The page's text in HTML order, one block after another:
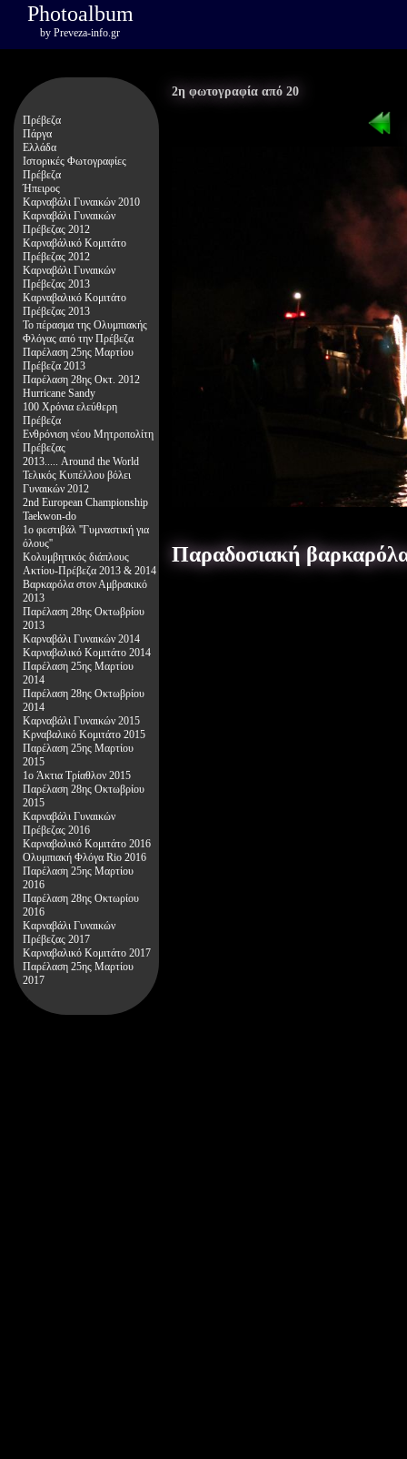
Photoalbum
byPreveza-info.gr
Πρέβεζα
Πάργα
Ελλάδα
Ιστορικές Φωτογραφίες
Πρέβεζα
Ήπειρος
Καρναβάλι Γυναικών 2010
Καρναβάλι Γυναικών
Πρέβεζας 2012
Καρναβάλικό Κομιτάτο
Πρέβεζας 2012
Καρναβάλι Γυναικών
Πρέβεζας 2013
Καρναβαλικό Κομιτάτο
Πρέβεζας 2013
Το πέρασμα της Ολυμπιακής
Φλόγας από την Πρέβεζα
Παρέλαση 25ης Μαρτίου
Πρέβεζα 2013
Παρέλαση 28ης Οκτ. 2012
Hurricane Sandy
100 Χρόνια ελεύθερη
Πρέβεζα
Ενθρόνιση νέου Μητροπολίτη
Πρέβεζας
2013..... Around the World
Τελικός Κυπέλλου βόλει
Γυναικών 2012
2nd European Championship
Taekwon-do
1ο φεστιβάλ ''Γυμναστική για
όλους''
Κολυμβητικός διάπλους
Ακτίου-Πρέβεζα 2013 & 2014
Bαρκαρόλα στον Αμβρακικό
2013
Παρέλαση 28ης Οκτωβρίου
2013
Καρναβάλι Γυναικών 2014
Καρναβαλικό Κομιτάτο 2014
Παρέλαση 25ης Μαρτίου
2014
Παρέλαση 28ης Οκτωβρίου
2014
Καρναβάλι Γυναικών 2015
Κρναβαλικό Κομιτάτο 2015
Παρέλαση 25ης Μαρτίου
2015
1o Άκτια Τρίαθλον 2015
Παρέλαση 28ης Οκτωβρίου
2015
Καρναβάλι Γυναικών
Πρέβεζας 2016
Καρναβαλικό Κομιτάτο 2016
Ολυμπιακή Φλόγα Rio 2016
Παρέλαση 25ης Μαρτίου
2016
Παρέλαση 28ης Οκτωρίου
2016
Καρναβάλι Γυναικών
Πρέβεζας 2017
Καρναβαλικό Κομιτάτο 2017
Παρέλαση 25ης Μαρτίου
2017
2η φωτογραφία από 20
Παραδοσιακή